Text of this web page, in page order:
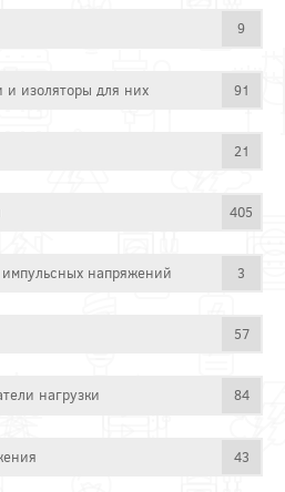
9
и изоляторы для них 91
21
405
напряжений 3
57
нагрузки 84
43